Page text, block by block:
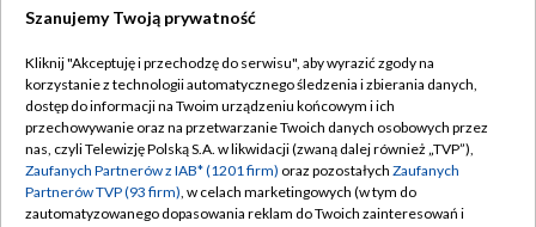
TVP
Abonament TVP
Emisja w TVP
Centrum informacji TVP
Regulamin TVP
Polityka prywatności
Moje zgody
Szanujemy Twoją prywatność
Kliknij "Akceptuję i przechodzę do serwisu", aby wyrazić zgody na
korzystanie z technologii automatycznego śledzenia i zbierania danych,
dostęp do informacji na Twoim urządzeniu końcowym i ich
przechowywanie oraz na przetwarzanie Twoich danych osobowych przez
nas, czyli Telewizję Polską S.A. w likwidacji (zwaną dalej również „TVP”),
Zaufanych Partnerów z IAB* (1201 firm) oraz pozostałych Zaufanych
Partnerów TVP (93 firm), w celach marketingowych (w tym do
zautomatyzowanego dopasowania reklam do Twoich zainteresowań i